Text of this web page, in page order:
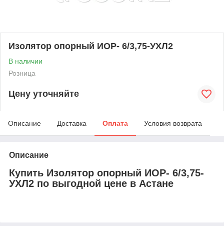
Изолятор опорный ИОР- 6/3,75-УХЛ2
В наличии
Розница
Цену уточняйте
Описание Доставка Оплата Условия возврата
Описание
Купить Изолятор опорный ИОР- 6/3,75-
УХЛ2 по выгодной цене в Астане